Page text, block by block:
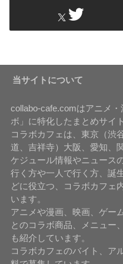
当サイトについて
collabo-cafe.comはアニメ
ボ」に特化したまとめサイ
コラボカフェは、東京（渋
道、吉祥寺）大阪、愛知、
ケジュール情報やニュース
行く方や一人で行く方、誕
どに役立つ、コラボカフェ
います。
アニメや漫画、映画、ゲー
とのコラボ商品、メニュー
も紹介しています。
コラボカフェのバイト、ア